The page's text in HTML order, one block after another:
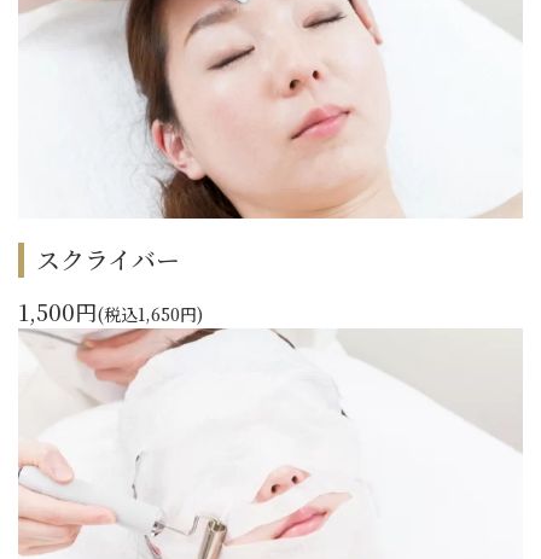
スクライバー
1,500円(税込1,650円)